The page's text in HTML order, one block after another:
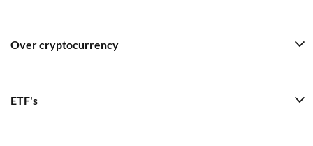
Over cryptocurrency
ETF's